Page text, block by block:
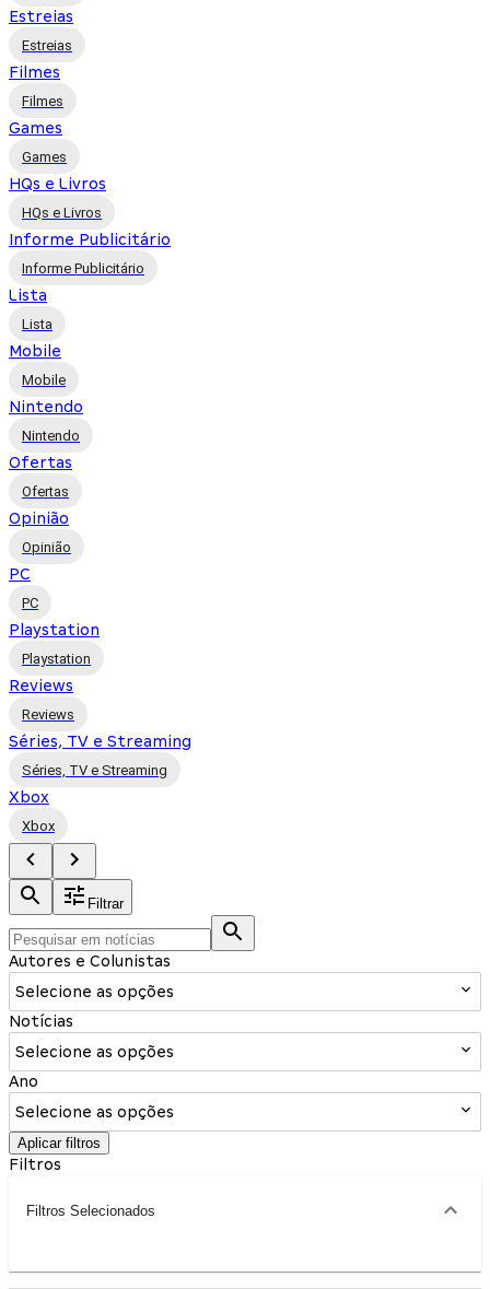
Estreias
Estreias
Filmes
Filmes
Games
Games
HQs e Livros
HQs e Livros
Informe Publicitário
Informe Publicitário
Lista
Lista
Mobile
Mobile
Nintendo
Nintendo
Ofertas
Ofertas
Opinião
Opinião
PC
PC
Playstation
Playstation
Reviews
Reviews
Séries, TV e Streaming
Séries, TV e Streaming
Xbox
Xbox
Filtrar
Autores e Colunistas
Selecione as opções
Notícias
Selecione as opções
Ano
Selecione as opções
Aplicar filtros
Filtros
Filtros Selecionados